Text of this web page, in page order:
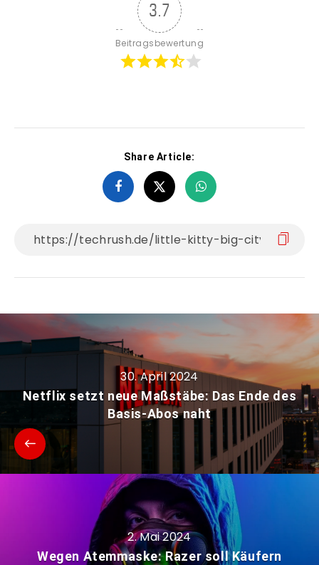
3.7
Beitragsbewertung
Share Article:
30. April 2024
Netflix setzt neue Maßstäbe: Das Ende des
Basis-Abos naht
2. Mai 2024
Wegen Atemmaske: Razer soll Käufern